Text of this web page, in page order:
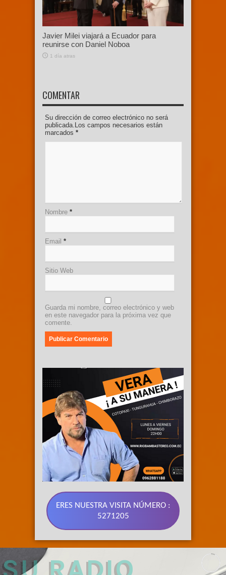
Javier Milei viajará a Ecuador para
reunirse con Daniel Noboa
1 día atras
COMENTAR
Su dirección de correo electrónico no será
publicada.Los campos necesarios están
marcados *
Nombre *
Email *
Sitio Web
Guarda mi nombre, correo electrónico y web
en este navegador para la próxima vez que
comente.
ERES NUESTRA VISITA NÚMERO :
5271205